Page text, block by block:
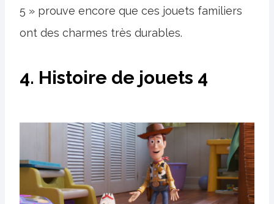
5 » prouve encore que ces jouets familiers
ont des charmes très durables.
4. Histoire de jouets 4